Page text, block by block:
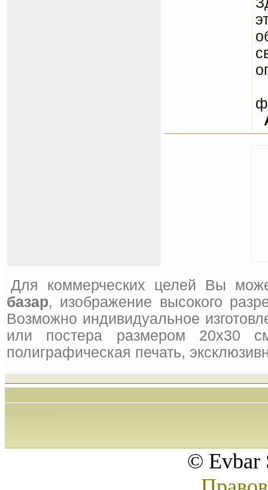
Для коммерческих целей Вы
базар, изображение высокого
Возможно индивидуальное
или постера размером 20x30
полиграфическая печать,
© Evbar